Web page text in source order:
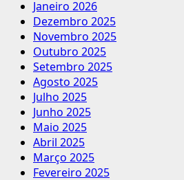
Janeiro 2026
Dezembro 2025
Novembro 2025
Outubro 2025
Setembro 2025
Agosto 2025
Julho 2025
Junho 2025
Maio 2025
Abril 2025
Março 2025
Fevereiro 2025